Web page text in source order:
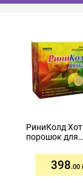
РиниКолд
порошок для
раствора для
приема внутрь
№10 лимон
398.00